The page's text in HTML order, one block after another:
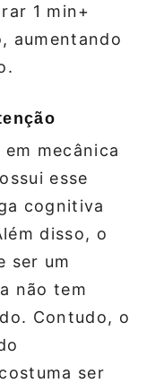
1 min+
aumentando
mecânica
esse
cognitiva
disso, o
ser um
não tem
Contudo, o
ser